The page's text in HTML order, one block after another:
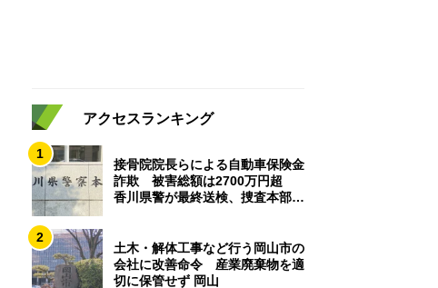
アクセスランキング
1
接骨院院長らによる自動車保険金
詐欺 被害総額は2700万円超
香川県警が最終送検、捜査本部解
2
土木・解体工事など行う岡山市の
会社に改善命令 産業廃棄物を適
切に保管せず 岡山